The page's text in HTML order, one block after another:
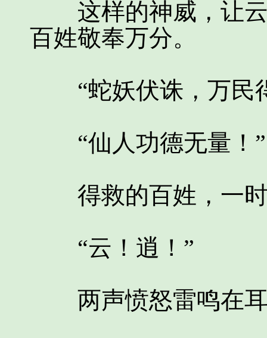
这样的神威，让云
百姓敬奉万分。
“蛇妖伏诛，万民
“仙人功德无量！”
得救的百姓，一时
“云！逍！”
两声愤怒雷鸣在耳